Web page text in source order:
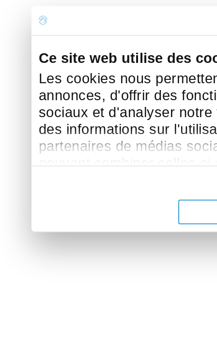
Ce site web utilise des
Les cookies nous
annonces, d'offrir des
sociaux et d'analyser
des informations sur
partenaires de médias